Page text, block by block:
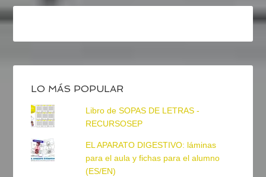
LO MÁS POPULAR
Libro de SOPAS DE LETRAS -
RECURSOSEP
EL APARATO DIGESTIVO: láminas
para el aula y fichas para el alumno
(ES/EN)